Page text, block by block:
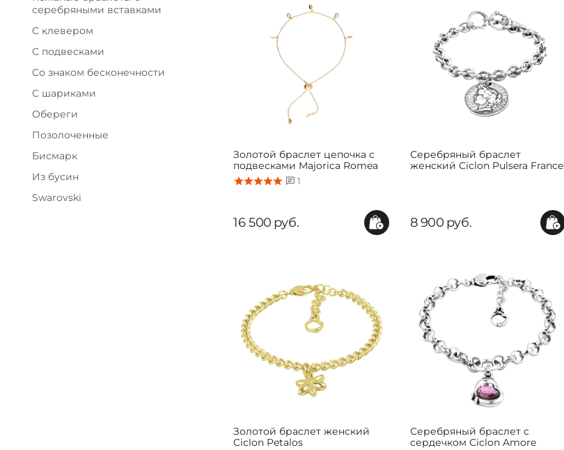
Золотой браслет цепочка с
подвесками Majorica Romea
1
16 500 руб.
Серебряный браслет
женский Ciclon Pulsera France
8 900 руб.
Золотой браслет женский
Ciclon Petalos
Серебряный браслет с
сердечком Ciclon Amore
серебряными вставками
С клевером
С подвесками
Со знаком бесконечности
С шариками
Обереги
Позолоченные
Бисмарк
Из бусин
Swarovski